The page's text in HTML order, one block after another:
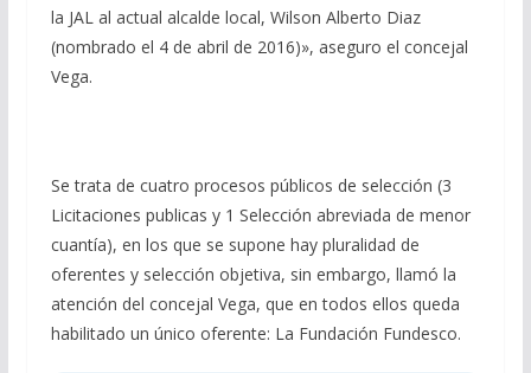
la JAL al actual alcalde local, Wilson Alberto Diaz
(nombrado el 4 de abril de 2016)», aseguro el concejal
Vega.
Se trata de cuatro procesos públicos de selección (3
Licitaciones publicas y 1 Selección abreviada de menor
cuantía), en los que se supone hay pluralidad de
oferentes y selección objetiva, sin embargo, llamó la
atención del concejal Vega, que en todos ellos queda
habilitado un único oferente: La Fundación Fundesco.